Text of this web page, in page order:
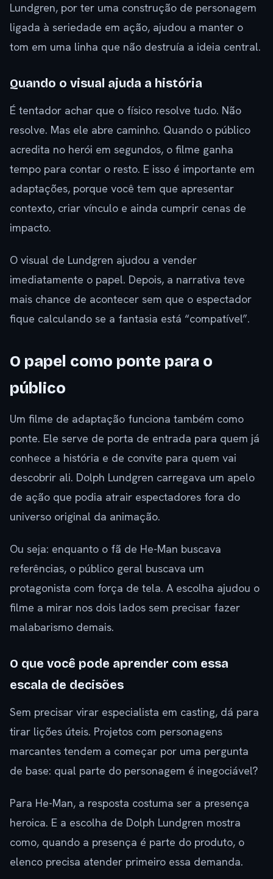
Lundgren, por ter uma construção de personagem
ligada à seriedade em ação, ajudou a manter o
tom em uma linha que não destruía a ideia central.
Quando o visual ajuda a história
É tentador achar que o físico resolve tudo. Não
resolve. Mas ele abre caminho. Quando o público
acredita no herói em segundos, o filme ganha
tempo para contar o resto. E isso é importante em
adaptações, porque você tem que apresentar
contexto, criar vínculo e ainda cumprir cenas de
impacto.
O visual de Lundgren ajudou a vender
imediatamente o papel. Depois, a narrativa teve
mais chance de acontecer sem que o espectador
fique calculando se a fantasia está “compatível”.
O papel como ponte para o
público
Um filme de adaptação funciona também como
ponte. Ele serve de porta de entrada para quem já
conhece a história e de convite para quem vai
descobrir ali. Dolph Lundgren carregava um apelo
de ação que podia atrair espectadores fora do
universo original da animação.
Ou seja: enquanto o fã de He-Man buscava
referências, o público geral buscava um
protagonista com força de tela. A escolha ajudou o
filme a mirar nos dois lados sem precisar fazer
malabarismo demais.
O que você pode aprender com essa
escala de decisões
Sem precisar virar especialista em casting, dá para
tirar lições úteis. Projetos com personagens
marcantes tendem a começar por uma pergunta
de base: qual parte do personagem é inegociável?
Para He-Man, a resposta costuma ser a presença
heroica. E a escolha de Dolph Lundgren mostra
como, quando a presença é parte do produto, o
elenco precisa atender primeiro essa demanda.